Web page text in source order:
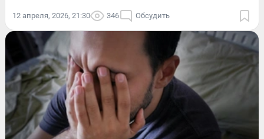
12 апреля, 2026, 21:30 346 Обсудить